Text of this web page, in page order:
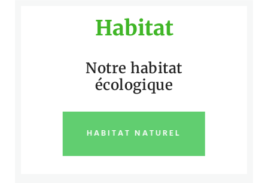
Habitat
Notre habitat
écologique
HABITAT NATUREL